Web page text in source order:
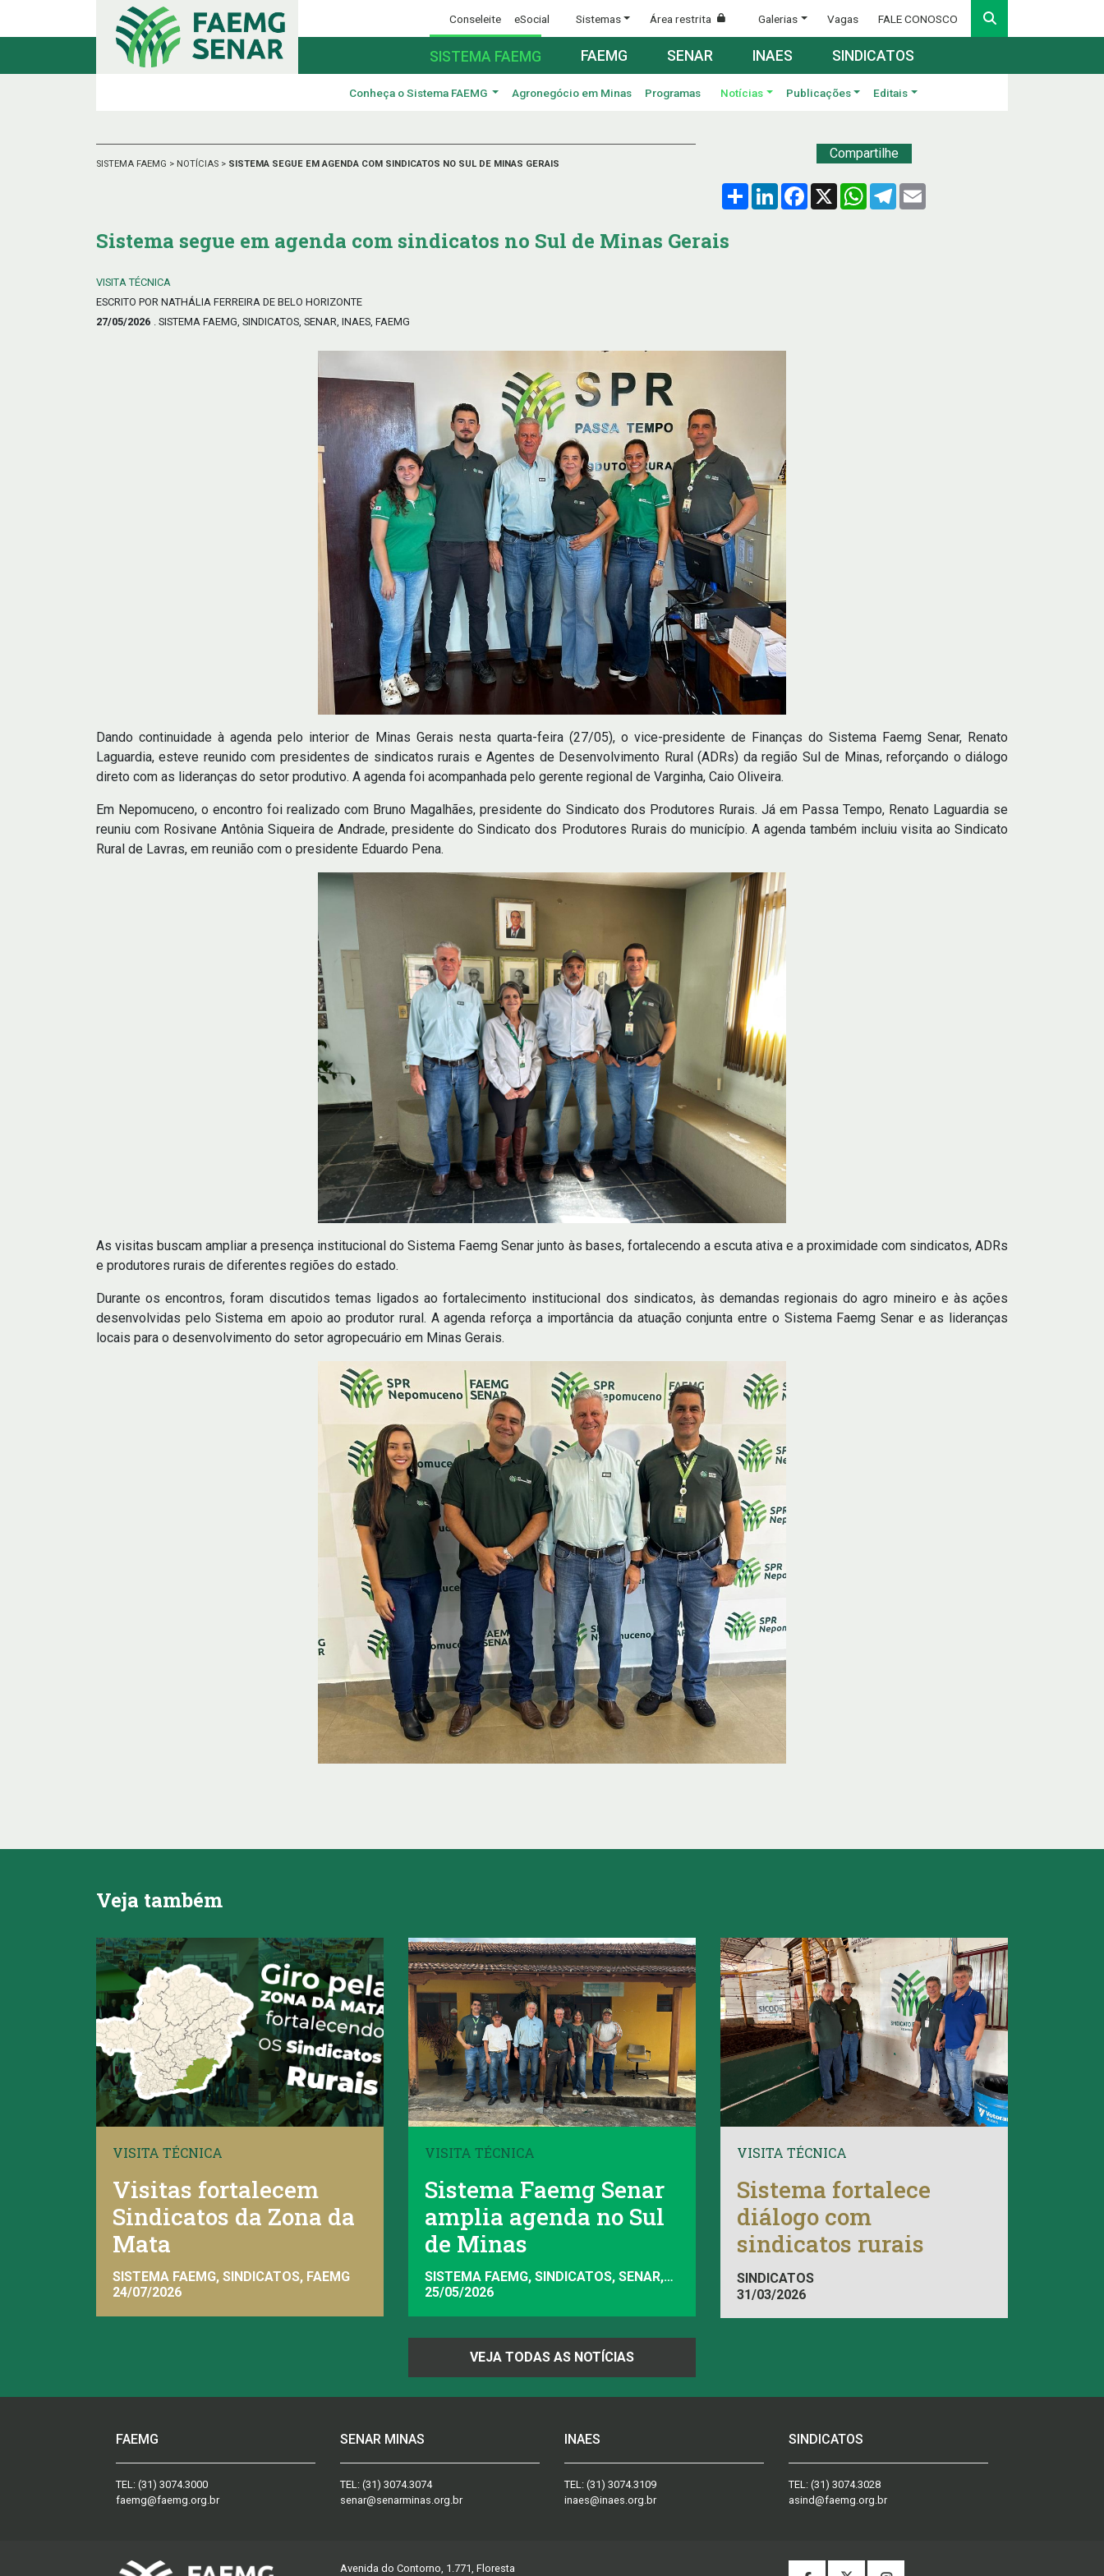
Conseleite eSocial Sistemas Área restrita Galerias Vagas FALE CONOSCO
SISTEMA FAEMG FAEMG SENAR INAES SINDICATOS
Conheça o Sistema FAEMG Agronegócio em Minas Programas Notícias Publicações Editais
SISTEMA FAEMG > NOTÍCIAS > SISTEMA SEGUE EM AGENDA COM SINDICATOS NO SUL DE MINAS GERAIS
Compartilhe
Compartilhar
LinkedInFacebook
X WhatsApp
Telegram
Sistema segue em agenda com sindicatos no Sul de Minas Gerais
VISITA TÉCNICA
ESCRITO POR NATHÁLIA FERREIRA DE BELO HORIZONTE
27/05/2026 . SISTEMA FAEMG, SINDICATOS, SENAR, INAES, FAEMG
Dando continuidade à agenda pelo interior de Minas Gerais nesta quarta-feira (27/05), o vice-presidente de Finanças do Sistema Faemg Senar, Renato
Laguardia, esteve reunido com presidentes de sindicatos rurais e Agentes de Desenvolvimento Rural (ADRs) da região Sul de Minas, reforçando o diálogo
direto com as lideranças do setor produtivo. A agenda foi acompanhada pelo gerente regional de Varginha, Caio Oliveira.
Em Nepomuceno, o encontro foi realizado com Bruno Magalhães, presidente do Sindicato dos Produtores Rurais. Já em Passa Tempo, Renato Laguardia se
reuniu com Rosivane Antônia Siqueira de Andrade, presidente do Sindicato dos Produtores Rurais do município. A agenda também incluiu visita ao Sindicato
Rural de Lavras, em reunião com o presidente Eduardo Pena.
As visitas buscam ampliar a presença institucional do Sistema Faemg Senar junto às bases, fortalecendo a escuta ativa e a proximidade com sindicatos, ADRs
e produtores rurais de diferentes regiões do estado.
Durante os encontros, foram discutidos temas ligados ao fortalecimento institucional dos sindicatos, às demandas regionais do agro mineiro e às ações
desenvolvidas pelo Sistema em apoio ao produtor rural. A agenda reforça a importância da atuação conjunta entre o Sistema Faemg Senar e as lideranças
locais para o desenvolvimento do setor agropecuário em Minas Gerais.
Veja também
VISITA TÉCNICA
Visitas fortalecem
Sindicatos da Zona da
Mata
SISTEMA FAEMG, SINDICATOS, FAEMG
24/07/2026
VISITA TÉCNICA
Sistema Faemg Senar
amplia agenda no Sul
de Minas
SISTEMA FAEMG, SINDICATOS, SENAR,
INAES, FAEMG
25/05/2026
VISITA TÉCNICA
Sistema fortalece
diálogo com
sindicatos rurais
SINDICATOS
31/03/2026
VEJA TODAS AS NOTÍCIAS
FAEMG
TEL: (31) 3074.3000
faemg@faemg.org.br
SENAR MINAS
TEL: (31) 3074.3074
senar@senarminas.org.br
INAES
TEL: (31) 3074.3109
inaes@inaes.org.br
SINDICATOS
TEL: (31) 3074.3028
asind@faemg.org.br
Avenida do Contorno, 1.771, Floresta